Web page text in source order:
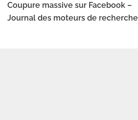
Navigation
Coupure massive sur Facebook –
Journal des moteurs de recherche